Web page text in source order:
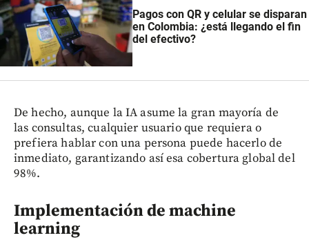
Pagos con QR y celular se disparan
en Colombia: ¿está llegando el fin
del efectivo?
De hecho, aunque la IA asume la gran mayoría de
las consultas, cualquier usuario que requiera o
prefiera hablar con una persona puede hacerlo de
inmediato, garantizando así esa cobertura global del
98%.
Implementación de machine
learning